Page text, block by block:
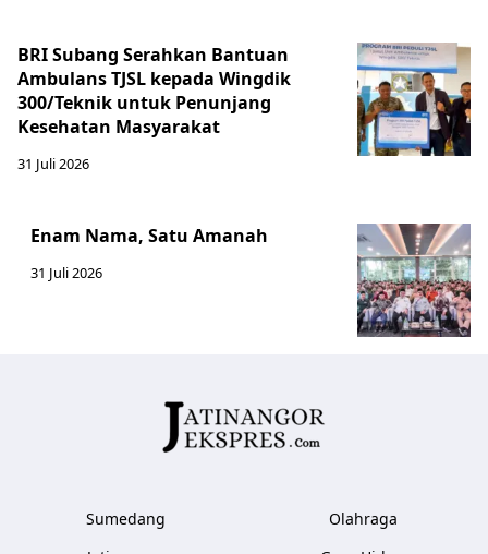
BRI Subang Serahkan Bantuan
Ambulans TJSL kepada Wingdik
300/Teknik untuk Penunjang
Kesehatan Masyarakat ​
31 Juli 2026
Enam Nama, Satu Amanah
31 Juli 2026
Sumedang
Olahraga